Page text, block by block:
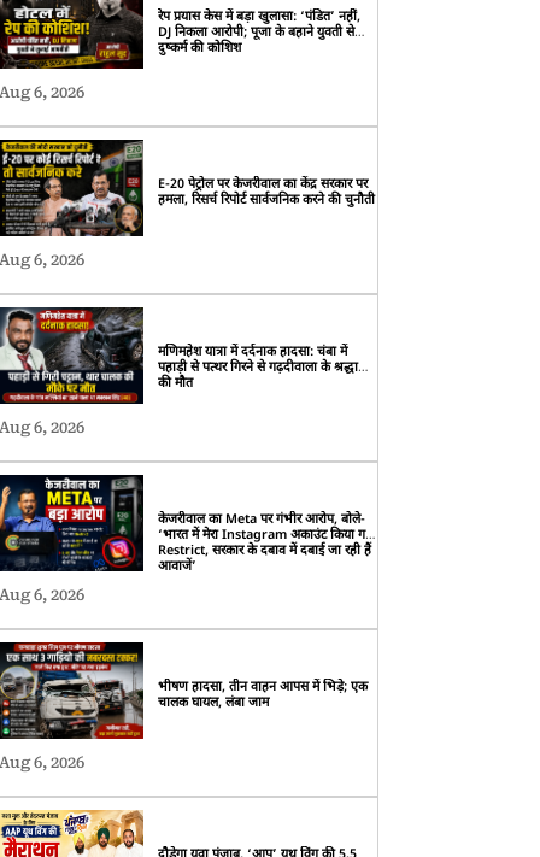
रेप प्रयास केस में बड़ा खुलासा: ‘पंडित’ नहीं,
DJ निकला आरोपी; पूजा के बहाने युवती से
दुष्कर्म की कोशिश
Aug 6, 2026
E-20 पेट्रोल पर केजरीवाल का केंद्र सरकार पर
हमला, रिसर्च रिपोर्ट सार्वजनिक करने की चुनौती
Aug 6, 2026
मणिमहेश यात्रा में दर्दनाक हादसा: चंबा में
पहाड़ी से पत्थर गिरने से गढ़दीवाला के श्रद्धालु
की मौत
Aug 6, 2026
केजरीवाल का Meta पर गंभीर आरोप, बोले-
‘भारत में मेरा Instagram अकाउंट किया गया
Restrict, सरकार के दबाव में दबाई जा रही हैं
आवाजें’
Aug 6, 2026
भीषण हादसा, तीन वाहन आपस में भिड़े; एक
चालक घायल, लंबा जाम
Aug 6, 2026